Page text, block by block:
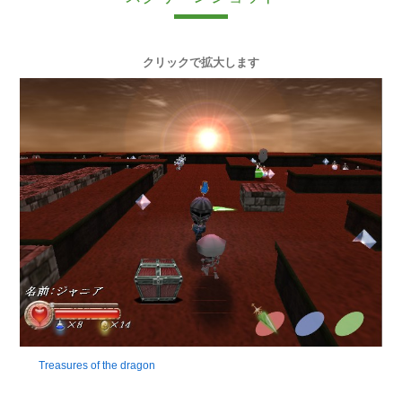
クリックで拡大します
Treasures of the dragon